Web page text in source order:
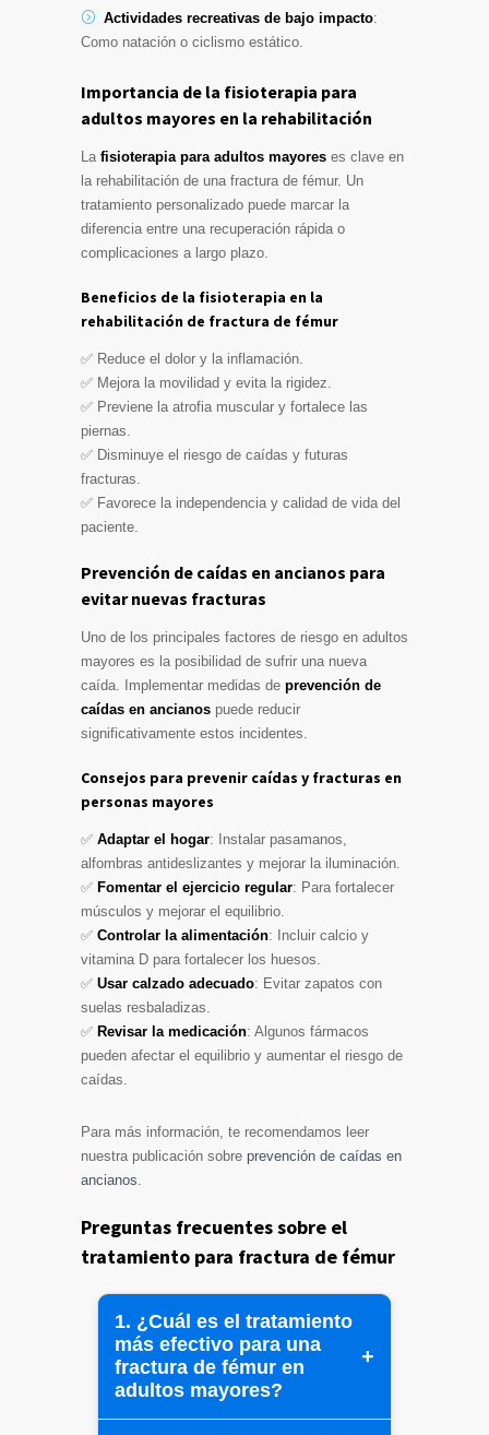
Actividades recreativas de bajo impacto:
Como natación o ciclismo estático.
Importancia de la fisioterapia para
adultos mayores en la rehabilitación
La fisioterapia para adultos mayores es clave en
la rehabilitación de una fractura de fémur. Un
tratamiento personalizado puede marcar la
diferencia entre una recuperación rápida o
complicaciones a largo plazo.
Beneficios de la fisioterapia en la
rehabilitación de fractura de fémur
✅ Reduce el dolor y la inflamación.
✅ Mejora la movilidad y evita la rigidez.
✅ Previene la atrofia muscular y fortalece las
piernas.
✅ Disminuye el riesgo de caídas y futuras
fracturas.
✅ Favorece la independencia y calidad de vida del
paciente.
Prevención de caídas en ancianos para
evitar nuevas fracturas
Uno de los principales factores de riesgo en adultos
mayores es la posibilidad de sufrir una nueva
caída. Implementar medidas de prevención de
caídas en ancianos puede reducir
significativamente estos incidentes.
Consejos para prevenir caídas y fracturas en
personas mayores
✅ Adaptar el hogar: Instalar pasamanos,
alfombras antideslizantes y mejorar la iluminación.
✅ Fomentar el ejercicio regular: Para fortalecer
músculos y mejorar el equilibrio.
✅ Controlar la alimentación: Incluir calcio y
vitamina D para fortalecer los huesos.
✅ Usar calzado adecuado: Evitar zapatos con
suelas resbaladizas.
✅ Revisar la medicación: Algunos fármacos
pueden afectar el equilibrio y aumentar el riesgo de
caídas.
Para más información, te recomendamos leer
nuestra publicación sobre prevención de caídas en
ancianos.
Preguntas frecuentes sobre el
tratamiento para fractura de fémur
1. ¿Cuál es el tratamiento
más efectivo para una
fractura de fémur en
adultos mayores?